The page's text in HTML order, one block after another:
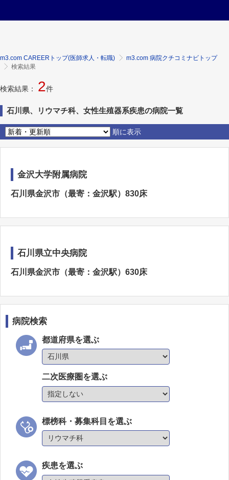
m3.com CAREERトップ(医師求人・転職)
m3.com 病院クチコミナビトップ
検索結果
検索結果： 2件
石川県、リウマチ科、女性生殖器系疾患の病院一覧
順に表示
金沢大学附属病院
石川県金沢市（最寄：金沢駅）830床
石川県立中央病院
石川県金沢市（最寄：金沢駅）630床
病院検索
都道府県を選ぶ
二次医療圏を選ぶ
標榜科・募集科目を選ぶ
疾患を選ぶ